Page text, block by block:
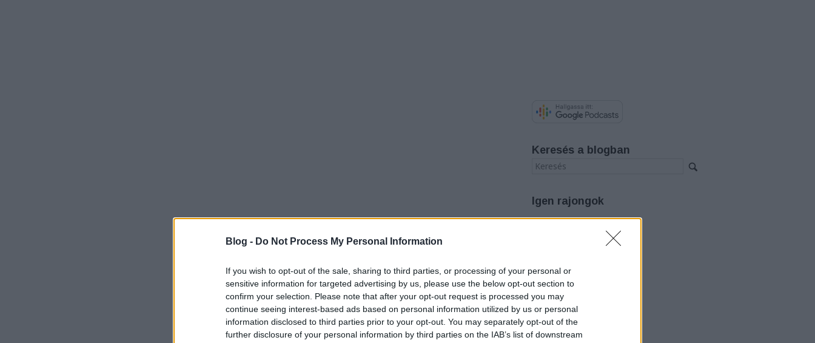
Blog - Do Not Process My Personal Information
If you wish to opt-out of the sale, sharing to third parties, or processing of your personal or
sensitive information for targeted advertising by us, please use the below opt-out section to
confirm your selection. Please note that after your opt-out request is processed you may
continue seeing interest-based ads based on personal information utilized by us or personal
information disclosed to third parties prior to your opt-out. You may separately opt-out of the
further disclosure of your personal information by third parties on the IAB’s list of downstream
Keresés a blogban
Igen rajongok
3)
2026 június
2026 május
2026 március
2026 február
2026 január
2025 december